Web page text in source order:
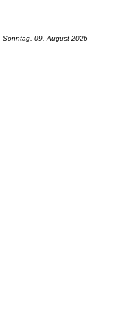
Sonntag, 09. August 2026